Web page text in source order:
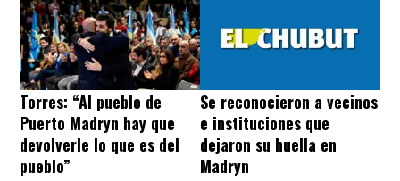
Torres: “Al pueblo de
Puerto Madryn hay que
devolverle lo que es del
pueblo”
Se reconocieron a vecinos
e instituciones que
dejaron su huella en
Madryn